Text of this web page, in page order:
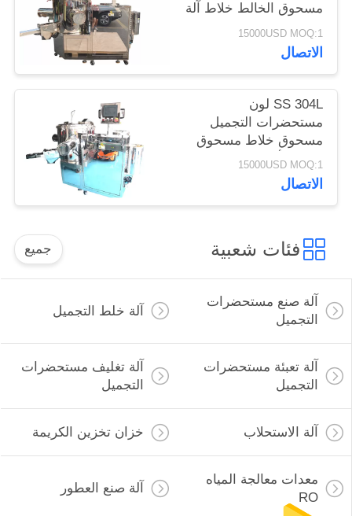
مسحوق الخالط خلاط آلة
خلط
15000USD MOQ:1
الاتصال
SS 304L لون
مستحضرات التجميل
مسحوق خلاط مسحوق
الخالط أحدث نموذج
خلاط خلاط
15000USD MOQ:1
الاتصال
فئات شعبية جميع
آلة صنع مستحضرات
التجميل
آلة خلط التجميل
آلة تعبئة مستحضرات
التجميل
آلة تغليف مستحضرات
التجميل
آلة الاستحلاب خزان تخزين الكريمة
معدات معالجة المياه
RO
آلة صنع العطور